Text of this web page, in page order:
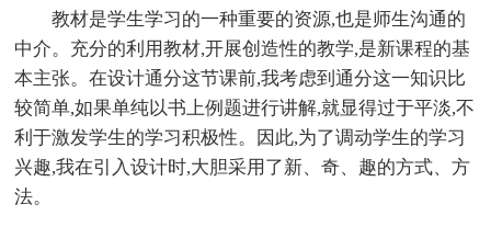
教材是学生学习的一种重要的资源,也是师生沟通的
中介。充分的利用教材,开展创造性的教学,是新课程的基
本主张。在设计通分这节课前,我考虑到通分这一知识比
较简单,如果单纯以书上例题进行讲解,就显得过于平淡,不
利于激发学生的学习积极性。因此,为了调动学生的学习
兴趣,我在引入设计时,大胆采用了新、奇、趣的方式、方
法。